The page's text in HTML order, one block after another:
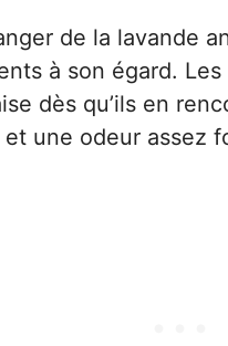
de la lavande
à son égard.
dès qu’ils en
une odeur assez